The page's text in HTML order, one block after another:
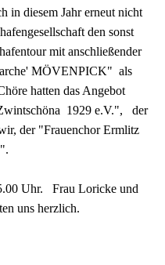
in diesem Jahr erneut nicht
den sonst
mit anschließender
MÖVENPICK" als
hatten das Angebot
1929 e.V.", der
der "Frauenchor Ermlitz
Uhr. Frau Loricke und
uns herzlich.